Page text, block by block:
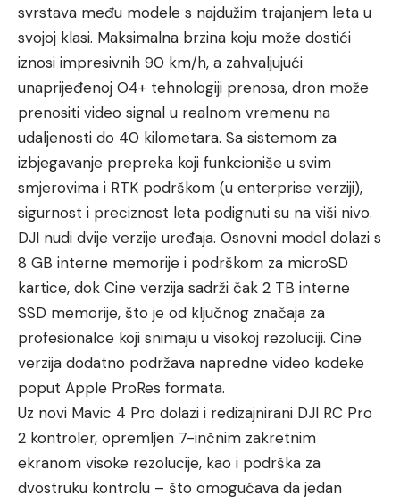
svrstava među modele s najdužim trajanjem leta u
svojoj klasi. Maksimalna brzina koju može dostići
iznosi impresivnih 90 km/h, a zahvaljujući
unaprijeđenoj O4+ tehnologiji prenosa, dron može
prenositi video signal u realnom vremenu na
udaljenosti do 40 kilometara. Sa sistemom za
izbjegavanje prepreka koji funkcioniše u svim
smjerovima i RTK podrškom (u enterprise verziji),
sigurnost i preciznost leta podignuti su na viši nivo.
DJI nudi dvije verzije uređaja. Osnovni model dolazi s
8 GB interne memorije i podrškom za microSD
kartice, dok Cine verzija sadrži čak 2 TB interne
SSD memorije, što je od ključnog značaja za
profesionalce koji snimaju u visokoj rezoluciji. Cine
verzija dodatno podržava napredne video kodeke
poput Apple ProRes formata.
Uz novi Mavic 4 Pro dolazi i redizajnirani DJI RC Pro
2 kontroler, opremljen 7-inčnim zakretnim
ekranom visoke rezolucije, kao i podrška za
dvostruku kontrolu – što omogućava da jedan